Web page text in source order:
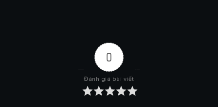
0
Đánh giá bài viết